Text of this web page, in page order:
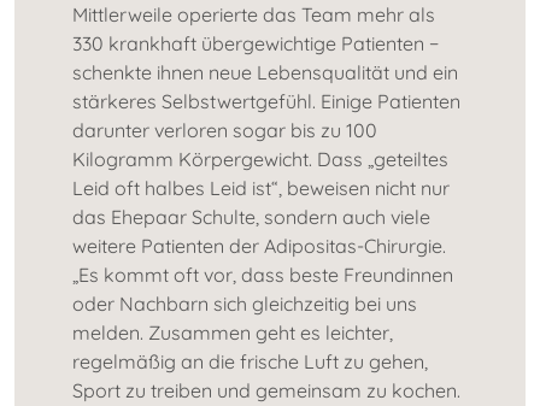
Mittlerweile operierte das Team mehr als
330 krankhaft übergewichtige Patienten −
schenkte ihnen neue Lebensqualität und ein
stärkeres Selbstwertgefühl. Einige Patienten
darunter verloren sogar bis zu 100
Kilogramm Körpergewicht. Dass „geteiltes
Leid oft halbes Leid ist“, beweisen nicht nur
das Ehepaar Schulte, sondern auch viele
weitere Patienten der Adipositas-Chirurgie.
„Es kommt oft vor, dass beste Freundinnen
oder Nachbarn sich gleichzeitig bei uns
melden. Zusammen geht es leichter,
regelmäßig an die frische Luft zu gehen,
Sport zu treiben und gemeinsam zu kochen.